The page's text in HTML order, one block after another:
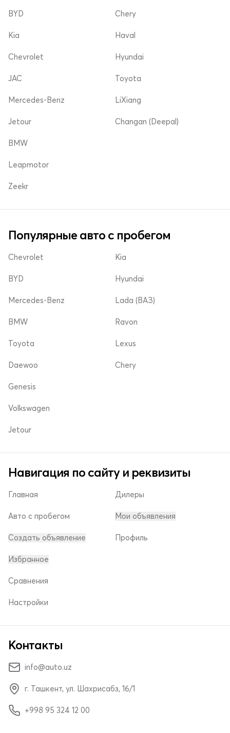
BYD
Kia
Chevrolet
Chery
Haval
Hyundai
JAC
Mercedes-Benz
Jetour
Toyota
LiXiang
Changan (Deepal)
BMW
Leapmotor
Zeekr
Популярные авто с пробегом
Chevrolet
BYD
Mercedes-Benz
Kia
Hyundai
Lada (ВАЗ)
BMW
Toyota
Daewoo
Ravon
Lexus
Chery
Genesis
Volkswagen
Jetour
Навигация по сайту и реквизиты
Главная
Авто с пробегом
Создать объявление
Дилеры
Мои объявления
Профиль
Избранное
Сравнения
Настройки
Контакты
info@auto.uz
г. Ташкент, ул. Шахрисабз, 16/1
+998 95 324 12 00